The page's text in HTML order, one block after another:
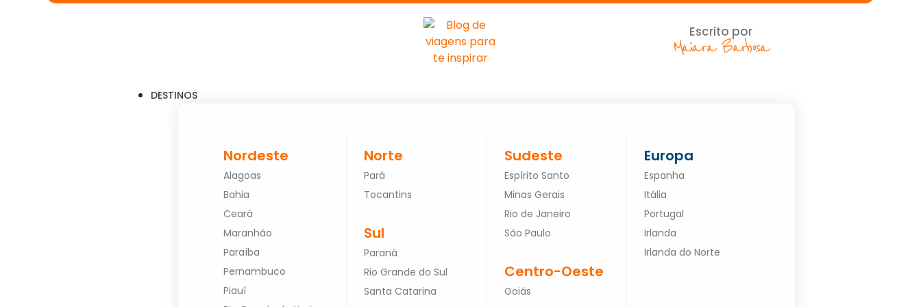
Escrito por
Maiara Barbosa
DESTINOS
Nordeste
Alagoas
Bahia
Ceará
Maranhão
Paraíba
Pernambuco
Piauí
Norte
Pará
Tocantins
Sul
Paraná
Rio Grande do Sul
Santa Catarina
Sudeste
Espírito Santo
Minas Gerais
Rio de Janeiro
São Paulo
Centro-Oeste
Goiás
Europa
Espanha
Itália
Portugal
Irlanda
Irlanda do Norte